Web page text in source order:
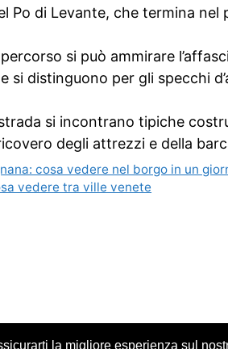
Po di Levante, che termina
si può ammirare
si distinguono per gli specchi
si incontrano tipiche
degli attrezzi e della
cosa vedere nel borgo in un
vedere tra ville venete
la migliore esperienza sul